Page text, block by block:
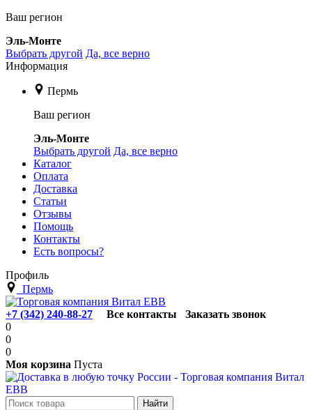
Ваш регион
Эль-Монте
Выбрать другой Да, все верно
Информация
Пермь
Ваш регион
Эль-Монте
Выбрать другой Да, все верно
Каталог
Оплата
Доставка
Статьи
Отзывы
Помощь
Контакты
Есть вопросы?
Профиль
Пермь
+7 (342) 240-88-27 Все контакты
Заказать звонок
0
0
0
Моя корзина Пуста